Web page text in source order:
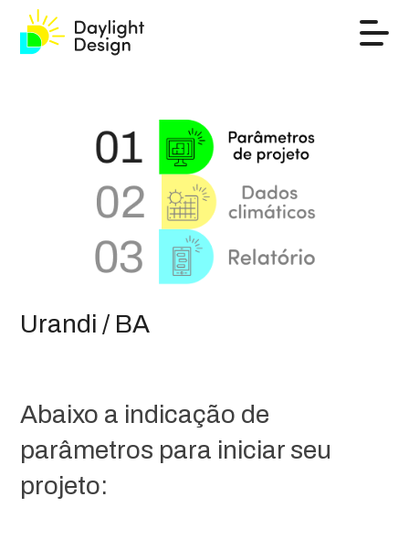
Urandi / BA
Abaixo a indicação de
parâmetros para iniciar seu
projeto: